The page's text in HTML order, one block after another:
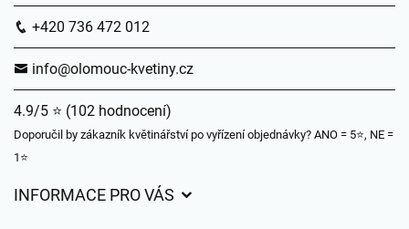
+420 736 472 012
info@olomouc-kvetiny.cz
4.9/5 ⭐ (102 hodnocení)
Doporučil by zákazník květinářství po vyřízení objednávky? ANO = 5⭐, NE =
1⭐
INFORMACE PRO VÁS